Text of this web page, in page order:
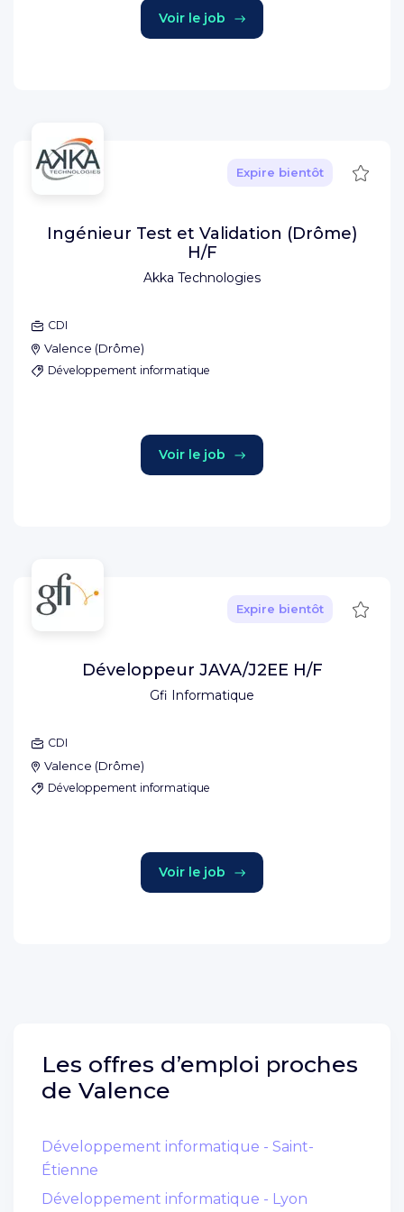
Voir le job
Akka Technologies
Expire bientôt
Ingénieur Test et Validation (Drôme)
H/F
CDI
Valence (Drôme)
Développement informatique
Voir le job
Gfi Informatique
Expire bientôt
Développeur JAVA/J2EE H/F
CDI
Valence (Drôme)
Développement informatique
Voir le job
Les offres d’emploi proches
de Valence
Développement informatique - Saint-
Étienne
Développement informatique - Lyon